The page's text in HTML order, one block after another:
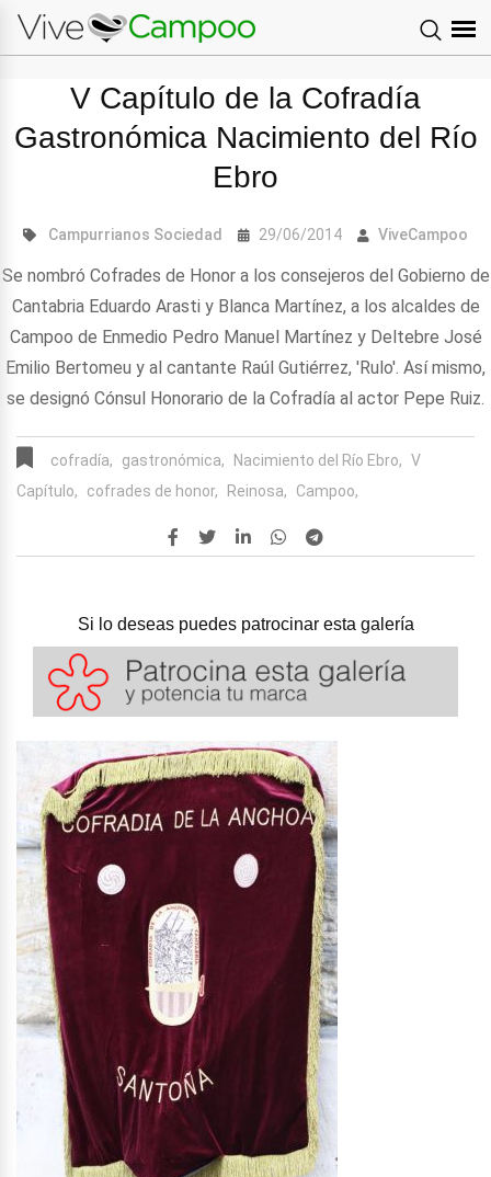
V Capítulo de la Cofradía
Gastronómica Nacimiento del Río
Ebro
Campurrianos Sociedad 29/06/2014 ViveCampoo
Se nombró Cofrades de Honor a los consejeros del Gobierno de
Cantabria Eduardo Arasti y Blanca Martínez, a los alcaldes de
Campoo de Enmedio Pedro Manuel Martínez y Deltebre José
Emilio Bertomeu y al cantante Raúl Gutiérrez, 'Rulo'. Así mismo,
se designó Cónsul Honorario de la Cofradía al actor Pepe Ruiz.
cofradía, gastronómica, Nacimiento del Río Ebro, V
Capítulo,
cofrades de honor, Reinosa, Campoo,
Si lo deseas puedes patrocinar esta galería